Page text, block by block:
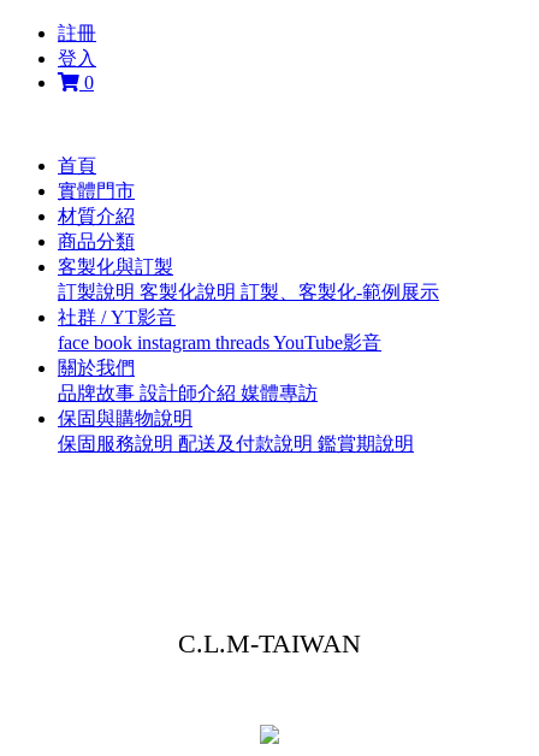
註冊
登入
0
首頁
實體門市
材質介紹
商品分類
客製化與訂製
訂製說明 客製化說明 訂製、客製化-範例展示
社群 / YT影音
face book instagram threadsYouTube影音
關於我們
品牌故事 設計師介紹 媒體專訪
保固與購物說明
保固服務說明 配送及付款說明 鑑賞期說明
C.L.M-TAIWAN